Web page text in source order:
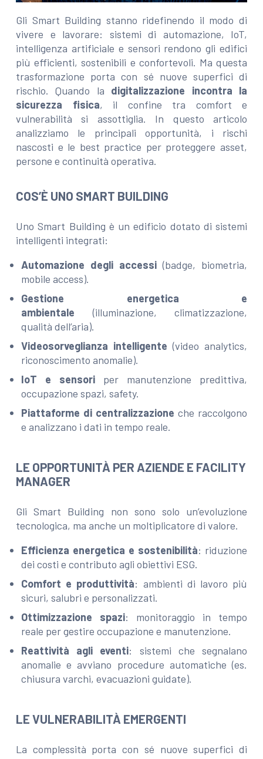
Gli Smart Building stanno ridefinendo il modo di
vivere e lavorare: sistemi di automazione, IoT,
intelligenza artificiale e sensori rendono gli edifici
più efficienti, sostenibili e confortevoli. Ma questa
trasformazione porta con sé nuove superfici di
rischio. Quando la digitalizzazione incontra la
sicurezza fisica, il confine tra comfort e
vulnerabilità si assottiglia. In questo articolo
analizziamo le principali opportunità, i rischi
nascosti e le best practice per proteggere asset,
persone e continuità operativa.
COS’È UNO SMART BUILDING
Uno Smart Building è un edificio dotato di sistemi
intelligenti integrati:
Automazione degli accessi (badge, biometria,
mobile access).
Gestione energetica e
ambientale (illuminazione, climatizzazione,
qualità dell’aria).
Videosorveglianza intelligente (video analytics,
riconoscimento anomalie).
IoT e sensori per manutenzione predittiva,
occupazione spazi, safety.
Piattaforme di centralizzazione che raccolgono
e analizzano i dati in tempo reale.
LE OPPORTUNITÀ PER AZIENDE E FACILITY
MANAGER
Gli Smart Building non sono solo un’evoluzione
tecnologica, ma anche un moltiplicatore di valore.
Efficienza energetica e sostenibilità: riduzione
dei costi e contributo agli obiettivi ESG.
Comfort e produttività: ambienti di lavoro più
sicuri, salubri e personalizzati.
Ottimizzazione spazi: monitoraggio in tempo
reale per gestire occupazione e manutenzione.
Reattività agli eventi: sistemi che segnalano
anomalie e avviano procedure automatiche (es.
chiusura varchi, evacuazioni guidate).
LE VULNERABILITÀ EMERGENTI
La complessità porta con sé nuove superfici di